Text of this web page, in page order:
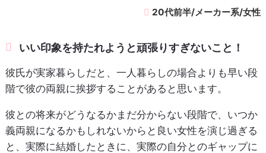
20代前半/メーカー系/女性
いい印象を持たれようと頑張りすぎないこと！
彼氏が実家暮らしだと、一人暮らしの場合よりも早い段
階で彼の両親に挨拶することがあると思います。
彼との将来がどうなるかまだ分からない段階で、いつか
義両親になるかもしれないからと良い女性を演じ過ぎる
と、実際に結婚したときに、実際の自分とのギャップに